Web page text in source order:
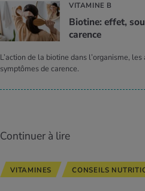
VITAMINE B
Bio­tine: effet,
carence
L’action de la biotine dans l’organisme,
symptômes de carence.
Continuer à lire
VITAMINES CONSEILS